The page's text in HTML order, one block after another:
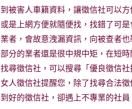
到被害人車籍資料，讓徵信社可以
或是上網方便就隨便找，找錯了可
業者，會故意洩漏資訊，向被查者
部分的業者還是很中規中矩，在短時
找尋徵信社，可以搜尋「優良徵信
女人徵信社提醒您，除了找尋合法
到好的徵信社，卻遇上不專業的社